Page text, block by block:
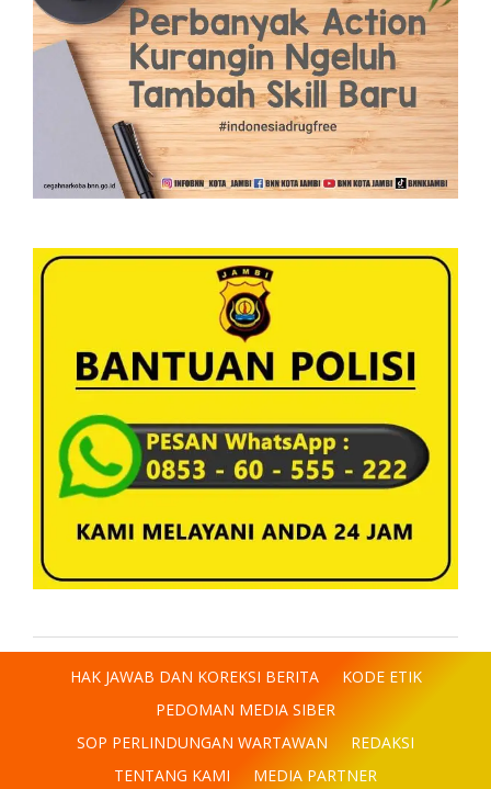
HAK JAWAB DAN KOREKSI BERITA
KODE ETIK
PEDOMAN MEDIA SIBER
SOP PERLINDUNGAN WARTAWAN
REDAKSI
TENTANG KAMI
MEDIA PARTNER